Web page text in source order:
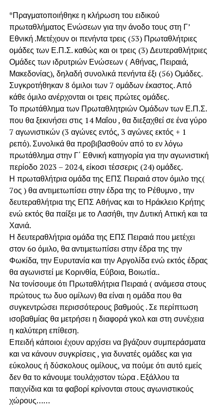
*Πραγματοποιήθηκε η κλήρωση του ειδικού
πρωταθλήματος Ενώσεων για την άνοδο τους στη Γ’
Εθνική .Μετέχουν οι πενήντα τρεις (53) Πρωταθλήτριες
ομάδες των Ε.Π.Σ. καθώς και οι τρεις (3) Δευτεραθλήτριες
Ομάδες των ιδρυτριών Ενώσεων ( Αθήνας, Πειραιά,
Μακεδονίας), δηλαδή συνολικά πενήντα έξι (56) Ομάδες.
Συγκροτήθηκαν 8 όμιλοι των 7 ομάδων έκαστος. Από
κάθε όμιλο ανέρχονται οι τρεις πρώτες ομάδες.
Το πρωτάθλημα των Πρωταθλητριών Ομάδων των Ε.Π.Σ.
που θα ξεκινήσει στις 14 Μαΐου , θα διεξαχθεί σε ένα γύρο
7 αγωνιστικών (3 αγώνες εντός, 3 αγώνες εκτός + 1
ρεπό). Συνολικά θα προβιβασθούν από το εν λόγω
πρωτάθλημα στην Γ΄ Εθνική κατηγορία για την αγωνιστική
περίοδο 2023 – 2024, είκοσι τέσσερις (24) ομάδες.
Η πρωταθλήτρια ομάδα της ΕΠΣ Πειραιά στον όμιλο της(
7ος ) θα αντιμετωπίσει στην έδρα της το Ρέθυμνο , την
δευτεραθλήτρια της ΕΠΣ Αθήνας και το Ηράκλειο Κρήτης
ενώ εκτός θα παίξει με το Λασήθι, την Δυτική Αττική και τα
Χανιά.
Η δευτεραθλήτρια ομάδα της ΕΠΣ Πειραιά που μετέχει
στον 6ο όμιλο, θα αντιμετωπίσει στην έδρα της την
Φωκίδα, την Ευρυτανία και την Αργολίδα ενώ εκτός έδρας
θα αγωνιστεί με Κορινθία, Εύβοια, Βοιωτία..
Να τονίσουμε ότι Πρωταθλήτρια Πειραιά ( ανάμεσα στους
πρώτους τω δυο ομίλων) θα είναι η ομάδα που θα
συγκεντρώσει περισσότερους βαθμούς . Σε περίπτωση
ισοβαθμίας θα μετρήσει η διαφορά γκολ και στη συνέχεια
η καλύτερη επίθεση.
Επειδή κάποιοι έχουν αρχίσει να βγάζουν συμπεράσματα
και να κάνουν συγκρίσεις , για δυνατές ομάδες και για
εύκολους ή δύσκολους ομίλους, να πούμε ότι αυτό εμείς
δεν θα το κάνουμε τουλάχιστον τώρα . Εξάλλου τα
παιχνίδια και τα φαβορί κρίνονται στους αγωνιστικούς
χώρους……